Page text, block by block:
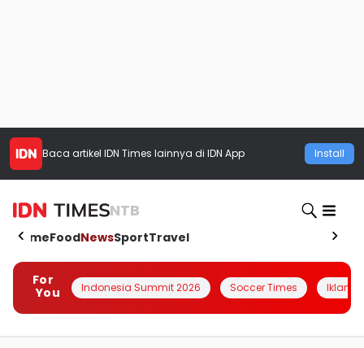
Baca artikel IDN Times lainnya di IDN App Install
NTB
HomeFoodNewsSportTravel
For
You
Indonesia Summit 2026 Soccer Times Iklanin